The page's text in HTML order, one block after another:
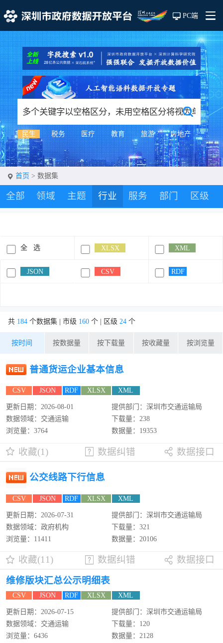
PC端
民生 税务 医疗 教育 旅游 房地产
首页 > 数据集
全部 领域 主题 行业 服务 部门 区级
全 选 XLSX XML
JSON CSV RDF
共 184个数据集 | 市级 160个 | 区级 24个
按时间 按数据量 按下载量 按收藏量 按浏览量
普通货运企业基本信息
CSV JSON RDF XLSX XML
更新日期：2026-08-01
提供部门：深圳市交通运输局
数据领域：交通运输
下载量：238
浏览量：3764
数据量：19353
收藏(1) 数据纠错 数据接口
公交线路下行信息
CSV JSON RDF XLSX XML
更新日期：2026-07-31
提供部门：深圳市交通运输局
数据领域：政府机构
下载量：321
浏览量：11411
数据量：20106
收藏(11) 数据纠错
数据接口
维修版块汇总公示明细表
CSV JSON RDF XLSX XML
更新日期：2026-07-15
提供部门：深圳市交通运输局
数据领域：交通运输
下载量：120
浏览量：6436
数据量：2128